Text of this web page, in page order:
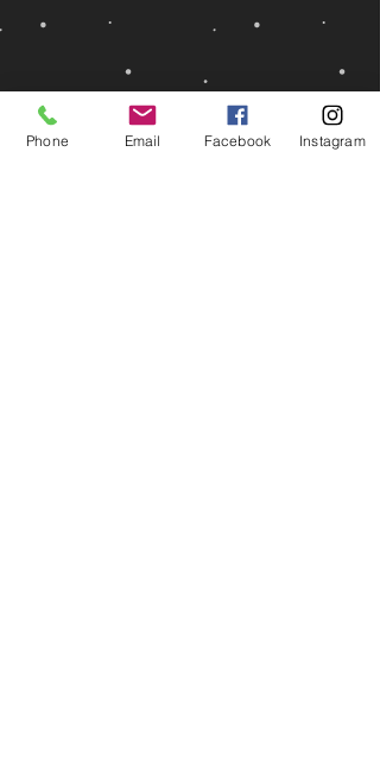
Phone Email Facebook Instagram